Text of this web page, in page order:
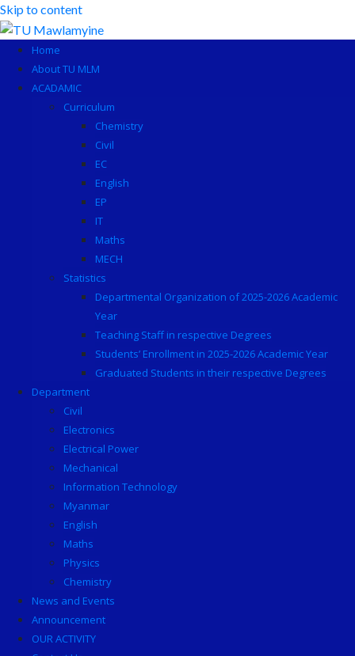
Skip to content
Home
About TU MLM
ACADAMIC
Curriculum
Chemistry
Civil
EC
English
EP
IT
Maths
MECH
Statistics
Departmental Organization of 2025-2026 Academic
Year
Teaching Staff in respective Degrees
Students’ Enrollment in 2025-2026 Academic Year
Graduated Students in their respective Degrees
Department
Civil
Electronics
Electrical Power
Mechanical
Information Technology
Myanmar
English
Maths
Physics
Chemistry
News and Events
Announcement
OUR ACTIVITY